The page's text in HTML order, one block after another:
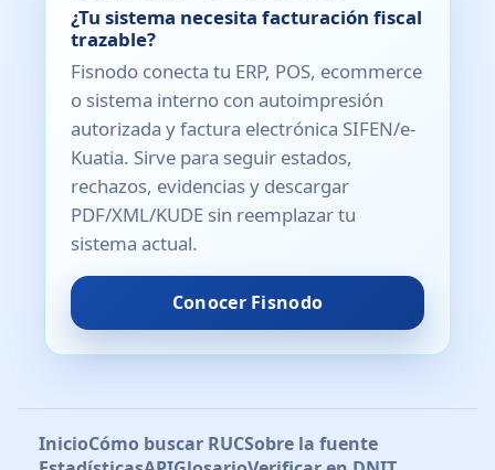
¿Tu sistema necesita facturación fiscal
trazable?
Fisnodo conecta tu ERP, POS, ecommerce
o sistema interno con autoimpresión
autorizada y factura electrónica SIFEN/e-
Kuatia. Sirve para seguir estados,
rechazos, evidencias y descargar
PDF/XML/KUDE sin reemplazar tu
sistema actual.
Conocer Fisnodo
InicioCómo buscar RUCSobre la fuente